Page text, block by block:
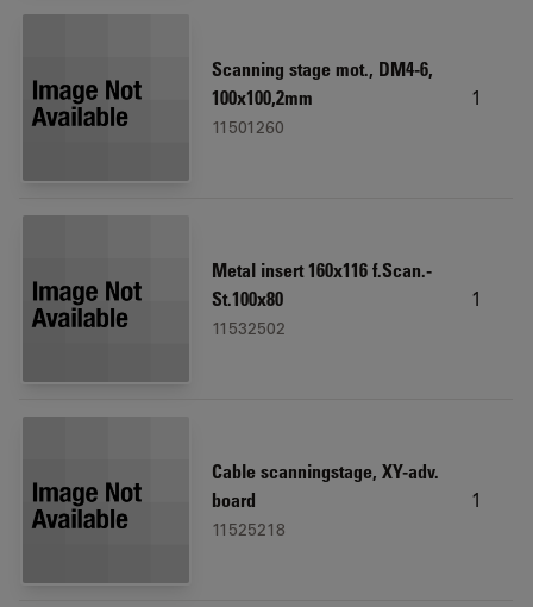
Scanning stage mot., DM4-6,
100x100,2mm
11501260
1
Metal insert 160x116 f.Scan.-
St.100x80
11532502
1
Cable scanningstage, XY-adv.
board
11525218
1